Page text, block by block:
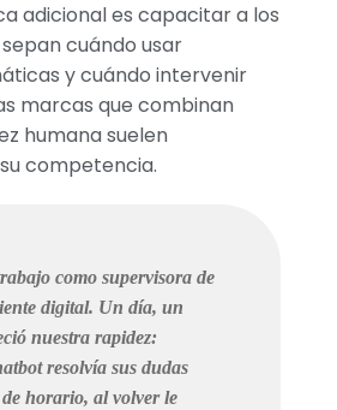
adicional es capacitar a los
cuándo usar
y cuándo intervenir
marcas que combinan
humana suelen
competencia.
como supervisora de
digital. Un día, un
nuestra rapidez:
resolvía sus dudas
horario, al volver le